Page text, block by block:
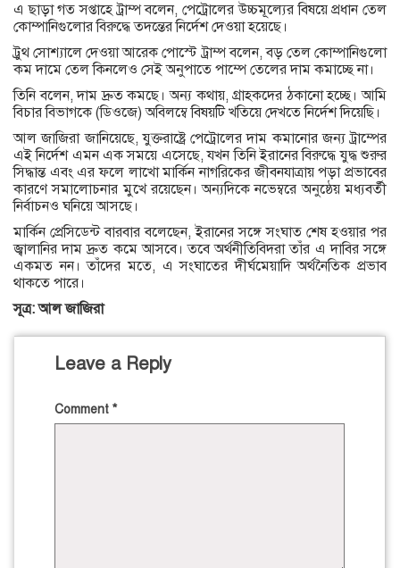
এ ছাড়া গত সপ্তাহে ট্রাম্প বলেন, পেট্রোলের উচ্চমূল্যের বিষয়ে প্রধান তেল
কোম্পানিগুলোর বিরুদ্ধে তদন্তের নির্দেশ দেওয়া হয়েছে।
ট্রুথ সোশ্যালে দেওয়া আরেক পোস্টে ট্রাম্প বলেন, বড় তেল কোম্পানিগুলো
কম দামে তেল কিনলেও সেই অনুপাতে পাম্পে তেলের দাম কমাচ্ছে না।
তিনি বলেন, দাম দ্রুত কমছে। অন্য কথায়, গ্রাহকদের ঠকানো হচ্ছে। আমি
বিচার বিভাগকে (ডিওজে) অবিলম্বে বিষয়টি খতিয়ে দেখতে নির্দেশ দিয়েছি।
আল জাজিরা জানিয়েছে, যুক্তরাষ্ট্রে পেট্রোলের দাম কমানোর জন্য ট্রাম্পের
এই নির্দেশ এমন এক সময়ে এসেছে, যখন তিনি ইরানের বিরুদ্ধে যুদ্ধ শুরুর
সিদ্ধান্ত এবং এর ফলে লাখো মার্কিন নাগরিকের জীবনযাত্রায় পড়া প্রভাবের
কারণে সমালোচনার মুখে রয়েছেন। অন্যদিকে নভেম্বরে অনুষ্ঠেয় মধ্যবর্তী
নির্বাচনও ঘনিয়ে আসছে।
মার্কিন প্রেসিডেন্ট বারবার বলেছেন, ইরানের সঙ্গে সংঘাত শেষ হওয়ার পর
জ্বালানির দাম দ্রুত কমে আসবে। তবে অর্থনীতিবিদরা তাঁর এ দাবির সঙ্গে
একমত নন। তাঁদের মতে, এ সংঘাতের দীর্ঘমেয়াদি অর্থনৈতিক প্রভাব
থাকতে পারে।
সূত্র: আল জাজিরা
Leave a Reply
Comment *